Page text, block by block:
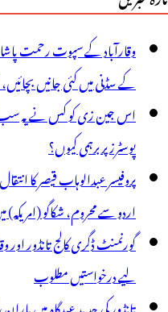
وقارآباد کے سپوت رحمت پاشا
کے سڈنی میں کئی جانیں
اس جین زی کو کس نے یہ سب
پوسٹرز پر برہمی کیوں؟
پروفیسر عبدالوہاب قیصر کا
اردو سے محروم، شکاگو
گورنمنٹ ڈگری کالج تانڈور
لیے درخواستیں مطلوب